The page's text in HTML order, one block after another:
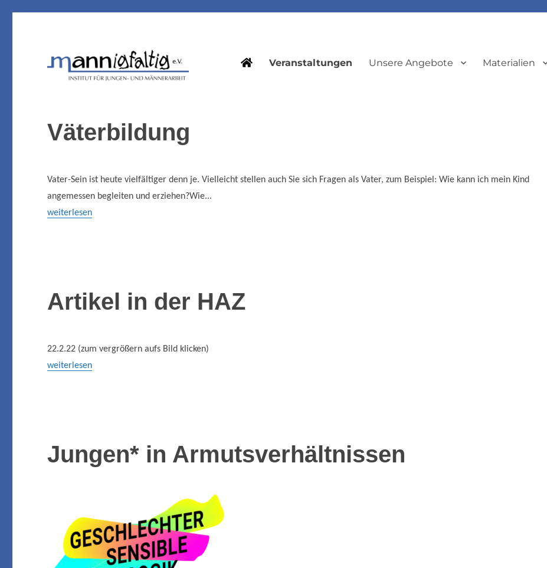
Veranstaltungen Unsere Angebote Materialien
Veranstaltungen
Väterbildung
Vater-Sein ist heute vielfältiger denn je. Vielleicht stellen auch Sie sich Fragen als Vater, zum Beispiel: Wie kann ich mein Kind
angemessen begleiten und erziehen?Wie...
weiterlesen
Artikel in der HAZ
22.2.22 (zum vergrößern aufs Bild klicken)
weiterlesen
Jungen* in Armutsverhältnissen